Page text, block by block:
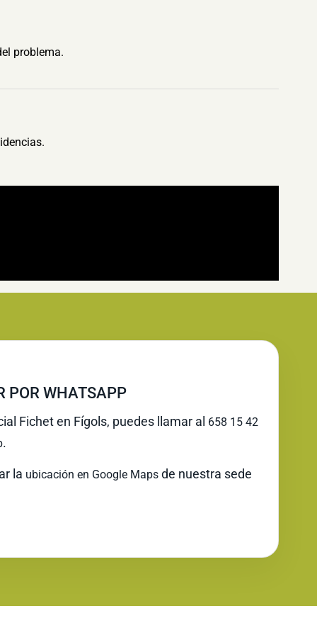
problema.
POR WHATSAPP
Fichet en Fígols, puedes llamar al 658 15 42
.
la ubicación en Google Maps de nuestra sede